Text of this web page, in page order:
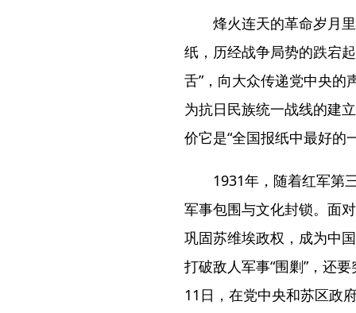
烽火连天的革命岁月
纸，历经战争局势的跌宕
舌”，向大众传递党中央的
为抗日民族统一战线的建
价它是“全国报纸中最好的
1931年，随着红军第
军事包围与文化封锁。面
巩固苏维埃政权，成为中
打破敌人军事“围剿”，还
11日，在党中央和苏区政